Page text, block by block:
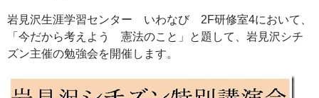
岩見沢生涯学習センター いわなび 2F研修室4において、
「今だから考えよう 憲法のこと」と題して、岩見沢シチ
ズン主催の勉強会を開催します。